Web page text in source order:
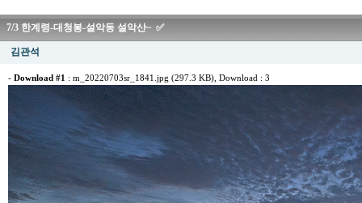
7/3 한계령-대청봉-설악동 설악산~ ✅
김관석
- Download #1 : m_20220703sr_1841.jpg (297.3 KB) , Download : 3